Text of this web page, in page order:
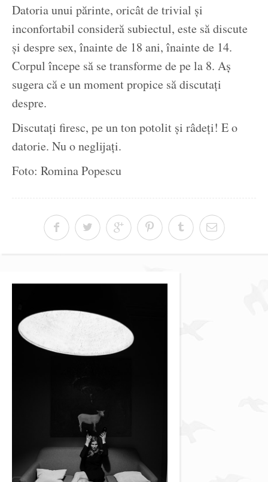
Datoria unui părinte, oricât de trivial și
inconfortabil consideră subiectul, este să discute
și despre sex, înainte de 18 ani, înainte de 14.
Corpul începe să se transforme de pe la 8. Aș
sugera că e un moment propice să discutați
despre.
Discutați firesc, pe un ton potolit și râdeți! E o
datorie. Nu o neglijați.
Foto: Romina Popescu